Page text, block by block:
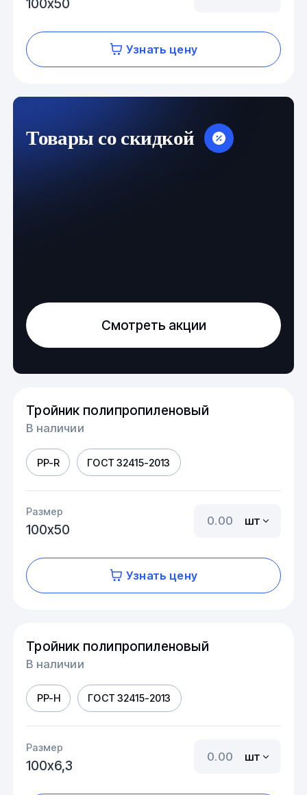
100х50
Узнать цену
Товары со скидкой
Смотреть акции
Тройник полипропиленовый
В наличии
PP-R ГОСТ 32415-2013
Размер
100х50
шт
Узнать цену
Тройник полипропиленовый
В наличии
PP-H ГОСТ 32415-2013
Размер
100х6,3
шт